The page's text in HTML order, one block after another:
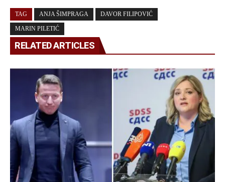
TAG ANJA ŠIMPRAGA DAVOR FILIPOVIĆ
MARIN PILETIĆ
RELATED ARTICLES